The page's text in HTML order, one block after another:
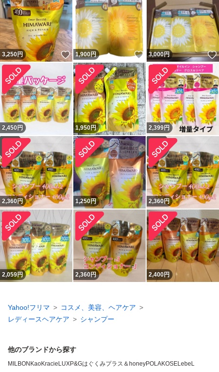
3,250円 いいね！
1,900円 いいね！
3,000円
2,450 円 1,950円 2,399円
2,360円 1,250円 2,360円
2,059円 2,360円 2,400円
Yahoo!フリマ
コスメ、美容、ヘアケア
レディースヘアケア
シャンプー
他のブランドから探す
MILBON KaoKracie LUXP&Gはぐくみプラス ＆honeyPOLAKOSELebeL